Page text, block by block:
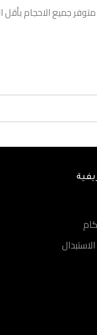
جميع الاحجام بأقل